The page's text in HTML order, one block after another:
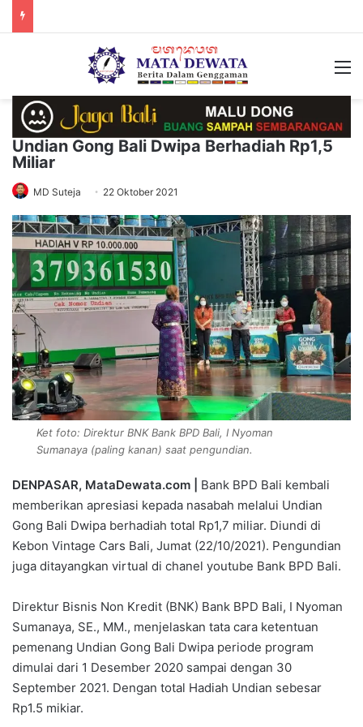
Undian Gong Bali Dwipa Berhadiah Rp1,5
Miliar
MD Suteja 22 Oktober 2021
Ket foto: Direktur BNK Bank BPD Bali, I Nyoman
Sumanaya (paling kanan) saat pengundian.
DENPASAR, MataDewata.com |
Bank BPD Bali kembali
memberikan apresiasi kepada nasabah melalui Undian
Gong Bali Dwipa berhadiah total Rp1,7 miliar. Diundi di
Kebon Vintage Cars Bali, Jumat (22/10/2021). Pengundian
juga ditayangkan virtual di chanel youtube Bank BPD Bali.
Direktur Bisnis Non Kredit (BNK) Bank BPD Bali, I Nyoman
Sumanaya, SE., MM., menjelaskan tata cara ketentuan
pemenang Undian Gong Bali Dwipa periode program
dimulai dari 1 Desember 2020 sampai dengan 30
September 2021. Dengan total Hadiah Undian sebesar
Rp1.5 mikiar.